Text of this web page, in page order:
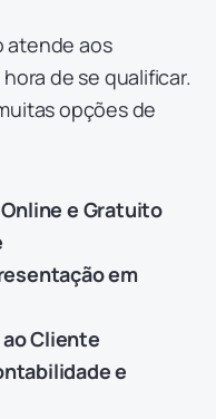
atende aos
de se qualificar.
opções de
e Gratuito
em
Cliente
e